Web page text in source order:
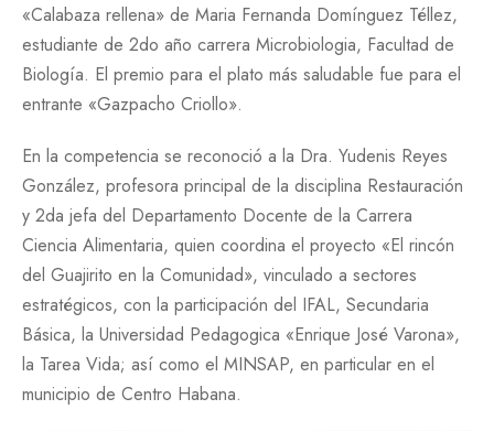
«Calabaza rellena» de Maria Fernanda Domínguez Téllez,
estudiante de 2do año carrera Microbiologia, Facultad de
Biología. El premio para el plato más saludable fue para el
entrante «Gazpacho Criollo».
En la competencia se reconoció a la Dra. Yudenis Reyes
González, profesora principal de la disciplina Restauración
y 2da jefa del Departamento Docente de la Carrera
Ciencia Alimentaria, quien coordina el proyecto «El rincón
del Guajirito en la Comunidad», vinculado a sectores
estratégicos, con la participación del IFAL, Secundaria
Básica, la Universidad Pedagogica «Enrique José Varona»,
la Tarea Vida; así como el MINSAP, en particular en el
municipio de Centro Habana.